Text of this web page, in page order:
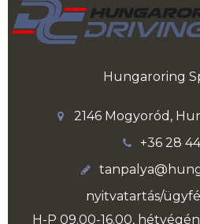
Hungaroring
2146 Mogyoród,
+36 28
nyitvatartás/
H-P 09.00-16.00,